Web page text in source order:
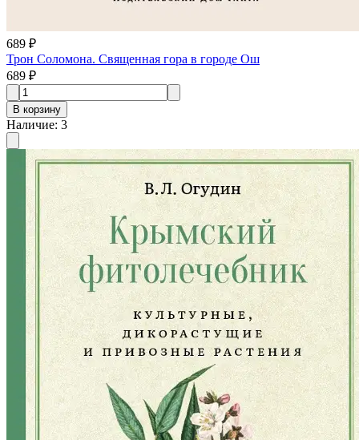
689 ₽
Трон Соломона. Священная гора в городе Ош
689 ₽
В корзину
Наличие: 3